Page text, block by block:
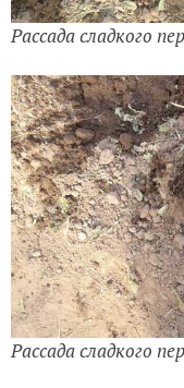
Рассада сладкого
Рассада сладкого